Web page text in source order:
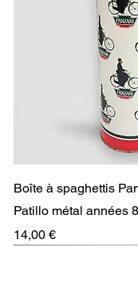
Aperçu
Boîte à spaghettis
Patillo métal années
Prix
14,00 €